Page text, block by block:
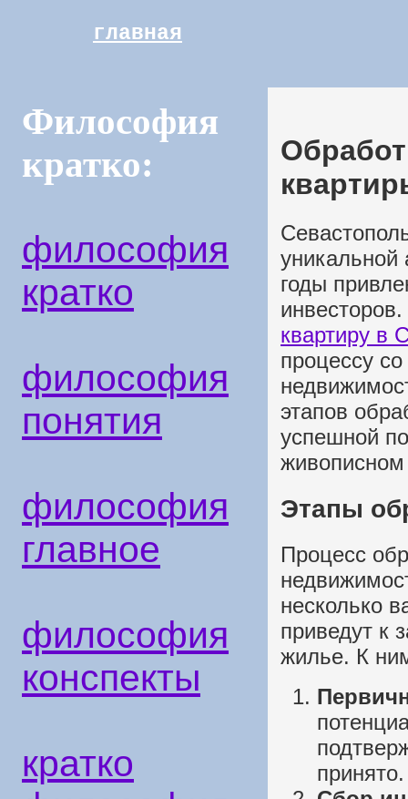
главная
Философия
кратко:
философия
кратко
философия
понятия
философия
главное
философия
конспекты
кратко
уникальной
годы
квартиру в
процессу
этапов
успешной
Этапы
Процесс
несколько
приведут к
жилье. К
принято.